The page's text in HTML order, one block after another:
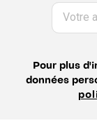
Votre
Pour plus
données